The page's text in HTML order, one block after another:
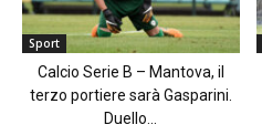
Sport
Calcio Serie B – Mantova, il
terzo portiere sarà Gasparini.
Duello...